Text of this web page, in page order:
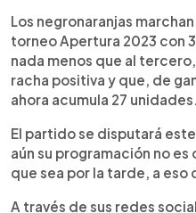
Los negronaranjas
torneo Apertura 2023 con
nada menos que al
racha positiva y que, de
ahora acumula 27 unidades.
El partido se disputará
aún su programación no
que sea por la tarde, a eso
A través de sus redes